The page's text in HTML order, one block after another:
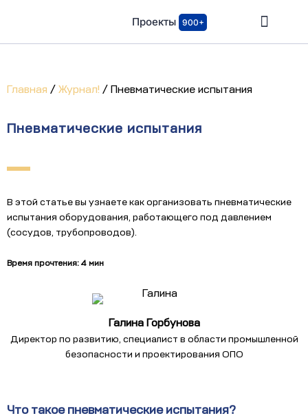
Проекты 900+
Главная / Журнал! / Пневматические испытания
Пневматические испытания
В этой статье вы узнаете как организовать пневматические
испытания оборудования, работающего под давлением
(сосудов, трубопроводов).
Время прочтения: 4 мин
Галина Горбунова
Директор по развитию, специалист в области промышленной
безопасности и проектирования ОПО
Что такое пневматические испытания?